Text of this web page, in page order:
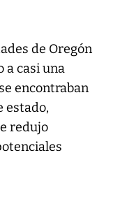
de Oregón
a casi una
encontraban
estado,
redujo